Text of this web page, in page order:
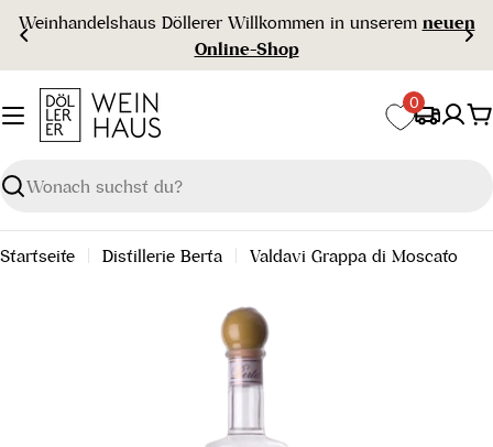
Zum
Inhalt
springen
neuen
Gratisversand ab € 99 🇦🇹
Suchen
0
Startseite Distillerie Berta Valdavi Grappa di Moscato